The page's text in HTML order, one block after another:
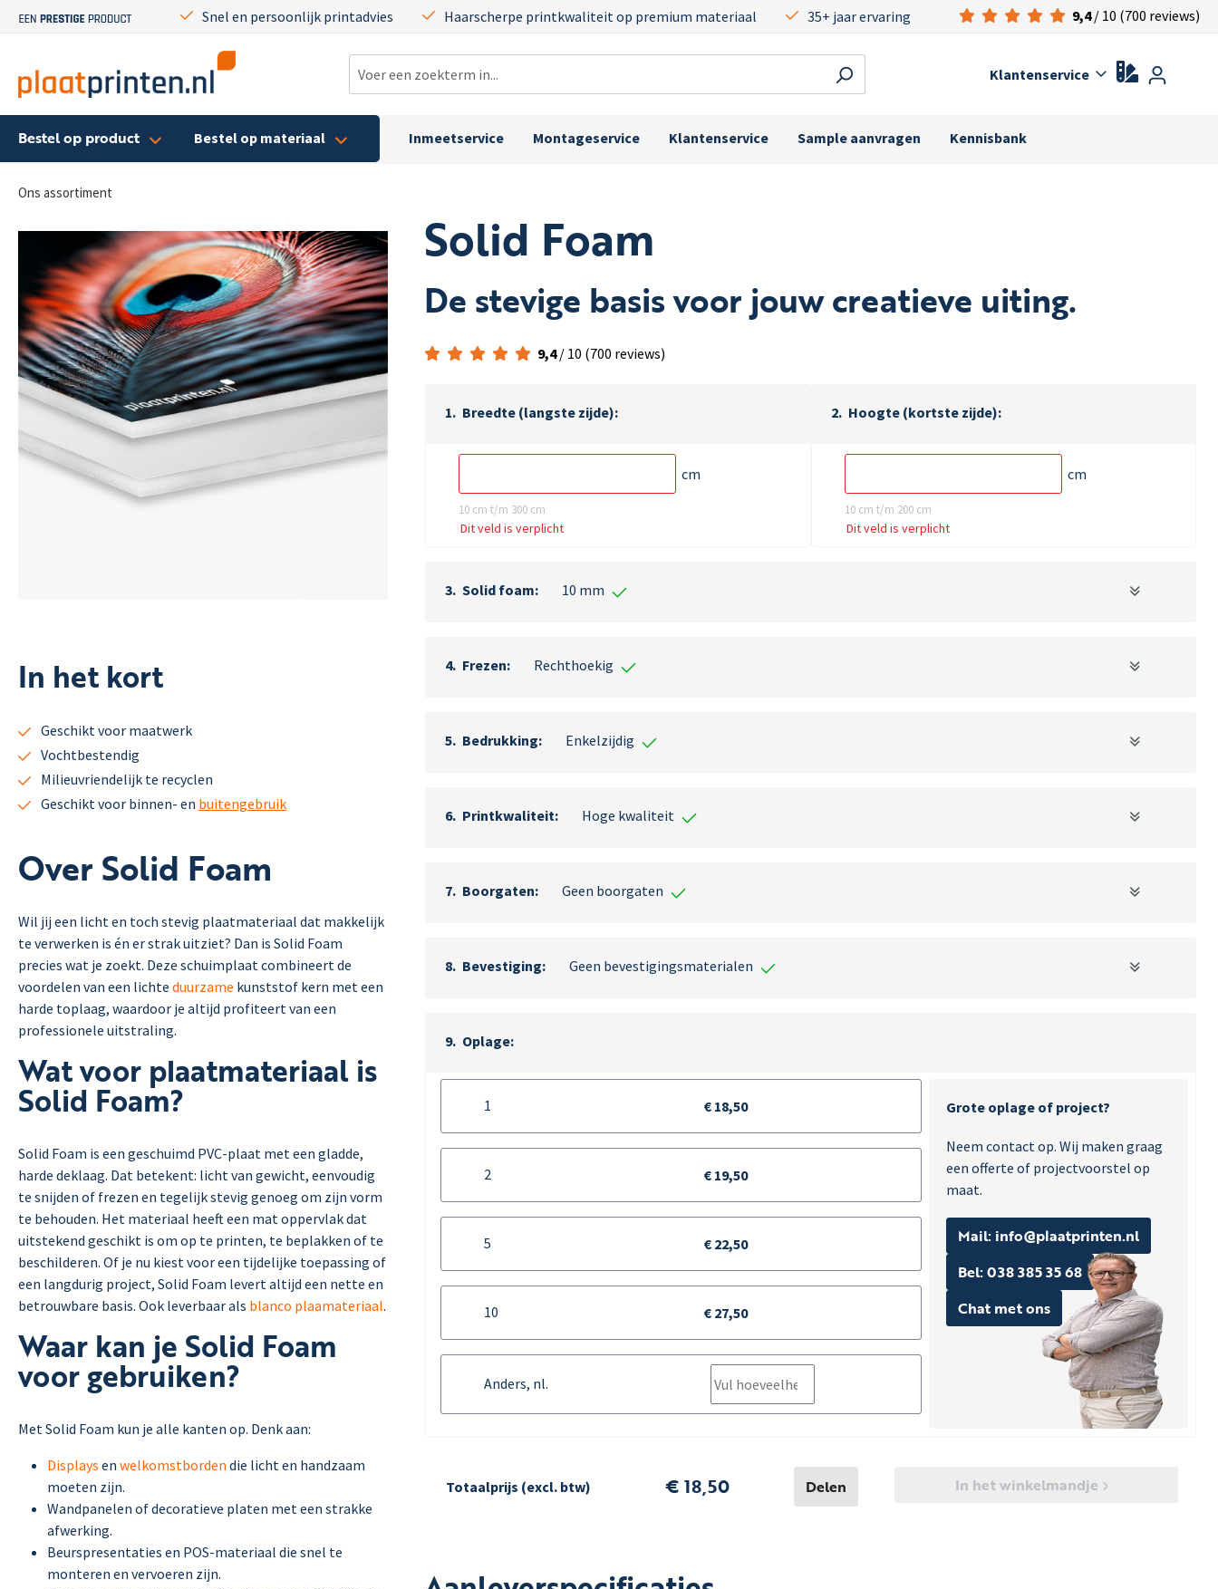
Snel en persoonlijk printadvies Haarscherpe printkwaliteit op premium materiaal 35+ jaar ervaring 9,4/ 10 (700 reviews)
Klantenservice
Bestel op product Bestel op materiaal Inmeetservice Montageservice Klantenservice Sample aanvragen Kennisbank
Ons assortiment
In het kort
Geschikt voor maatwerk
Vochtbestendig
Milieuvriendelijk te recyclen
Geschikt voor binnen- en buitengebruik
Over Solid Foam
Wil jij een licht en toch stevig plaatmateriaal dat makkelijk
te verwerken is én er strak uitziet? Dan is Solid Foam
precies wat je zoekt. Deze schuimplaat combineert de
voordelen van een lichte duurzame kunststof kern met een
harde toplaag, waardoor je altijd profiteert van een
professionele uitstraling.
Wat voor plaatmateriaal is
Solid Foam?
Solid Foam is een geschuimd PVC-plaat met een gladde,
harde deklaag. Dat betekent: licht van gewicht, eenvoudig
te snijden of frezen en tegelijk stevig genoeg om zijn vorm
te behouden. Het materiaal heeft een mat oppervlak dat
uitstekend geschikt is om op te printen, te beplakken of te
beschilderen. Of je nu kiest voor een tijdelijke toepassing of
een langdurig project, Solid Foam levert altijd een nette en
betrouwbare basis. Ook leverbaar als blanco plaamateriaal.
Waar kan je Solid Foam
voor gebruiken?
Met Solid Foam kun je alle kanten op. Denk aan:
Displays en welkomstborden die licht en handzaam
moeten zijn.
Wandpanelen of decoratieve platen met een strakke
afwerking.
Beurspresentaties en POS-materiaal die snel te
monteren en vervoeren zijn.
Solid Foam
De stevige basis voor jouw creatieve uiting.
9,4/ 10 (700 reviews)
Breedte (langste zijde)
cm
10 cm t/m 300 cm
Dit veld is verplicht
Hoogte (kortste zijde)
cm
10 cm t/m 200 cm
Dit veld is verplicht
Solid foam 10 mm
Frezen Rechthoekig
Bedrukking Enkelzijdig
Printkwaliteit Hoge kwaliteit
Boorgaten Geen boorgaten
Bevestiging Geen bevestigingsmaterialen
Oplage
1 € 18,50
2 € 19,50
5 € 22,50
10 € 27,50
Anders, nl.
Grote oplage of project?
Neem contact op. Wij maken graag
een offerte of projectvoorstel op
maat.
Mail: info@plaatprinten.nl
Bel: 038 385 35 68
Chat met ons
Totaalprijs (excl. btw) € 18,50 Delen In het winkelmandje